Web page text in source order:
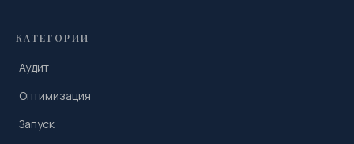
КАТЕГОРИИ
Аудит
Оптимизация
Запуск